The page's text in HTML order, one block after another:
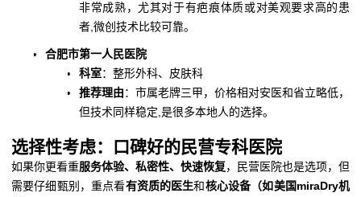
非常成熟，尤其对于有疤痕体质或对美观要求高的患
者,微创技术比较可靠。
合肥市第一人民医院
科室：整形外科、皮肤科
推荐理由：市属老牌三甲，价格相对安医和省立略低，
但技术同样稳定,是很多本地人的选择。
选择性考虑：口碑好的民营专科医院
如果你更看重服务体验、私密性、快速恢复，民营医院也是选项，但
需要仔细甄别，重点看有资质的医生和核心设备（如美国miraDry机